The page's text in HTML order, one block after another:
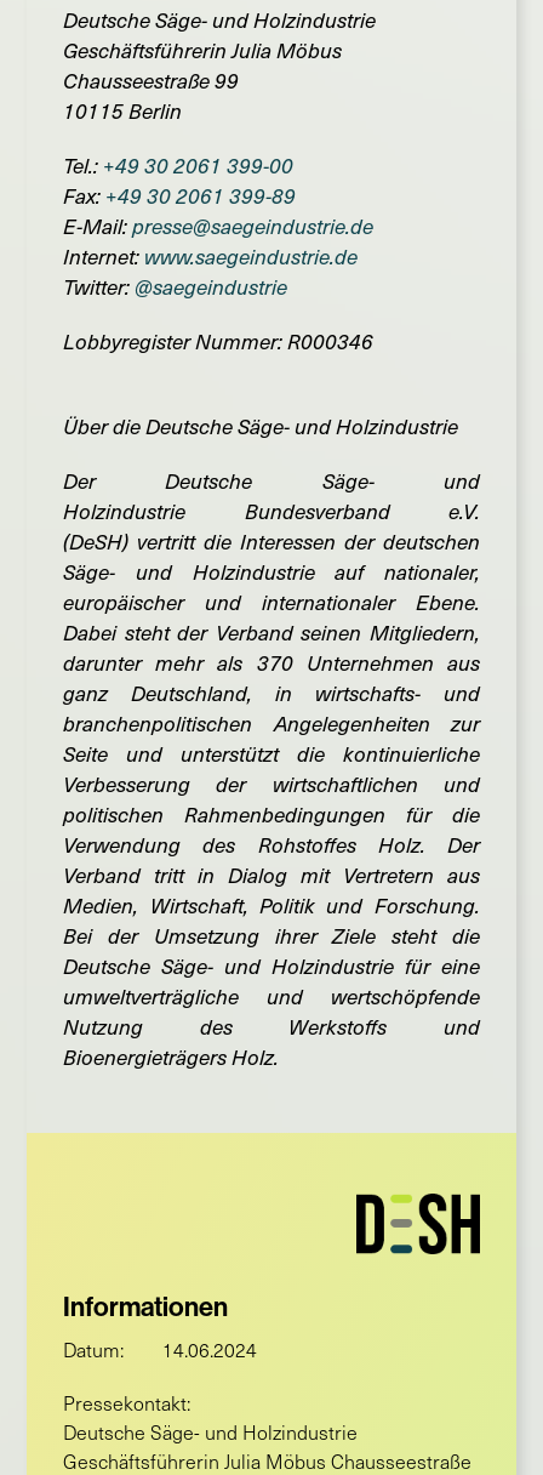
Deutsche Säge- und Holzindustrie
Geschäftsführerin Julia Möbus
Chausseestraße 99
10115 Berlin
Tel.: +49 30 2061 399-00
Fax: +49 30 2061 399-89
E-Mail:presse@saegeindustrie.de
Internet: www.saegeindustrie.de
Twitter: @saegeindustrie
Lobbyregister Nummer: R000346
Über die Deutsche Säge- und Holzindustrie
Der Deutsche Säge- und
Holzindustrie Bundesverband e.V.
(DeSH) vertritt die Interessen der deutschen
Säge- und Holzindustrie auf nationaler,
europäischer und internationaler Ebene.
Dabei steht der Verband seinen Mitgliedern,
darunter mehr als 370 Unternehmen aus
ganz Deutschland, in wirtschafts- und
branchenpolitischen Angelegenheiten zur
Seite und unterstützt die kontinuierliche
Verbesserung der wirtschaftlichen und
politischen Rahmenbedingungen für die
Verwendung des Rohstoffes Holz. Der
Verband tritt in Dialog mit Vertretern aus
Medien, Wirtschaft, Politik und Forschung.
Bei der Umsetzung ihrer Ziele steht die
Deutsche Säge- und Holzindustrie für eine
umweltverträgliche und wertschöpfende
Nutzung des Werkstoffs und
Bioenergieträgers Holz.
Informationen
Datum: 14.06.2024
Pressekontakt:
Deutsche Säge- und Holzindustrie
Geschäftsführerin Julia Möbus Chausseestraße